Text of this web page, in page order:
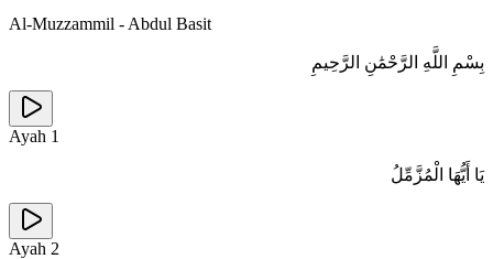
Al-Muzzammil - Abdul Basit
بِسْمِ اللَّهِ الرَّحْمَٰنِ الرَّحِيمِ
Ayah 1
يَا أَيُّهَا الْمُزَّمِّلُ
Ayah 2